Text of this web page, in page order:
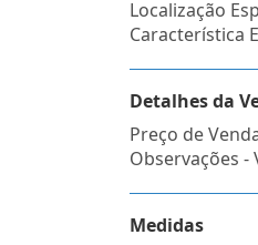
Localização
Característica
Detalhes da
Preço de
Observações -
Medidas